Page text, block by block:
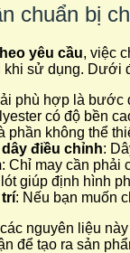
chuẩn bị
yêu cầu, việc
sử dụng. Dưới
phù hợp là bước
có độ bền
phần không thể
điều chỉnh:
: Chỉ may cần phải
giúp định hình
trí: Nếu bạn muốn
nguyên liệu
để tạo ra sản